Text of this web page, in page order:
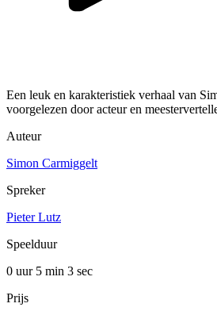
Een leuk en karakteristiek verhaal van
voorgelezen door acteur en
Auteur
Simon Carmiggelt
Spreker
Pieter Lutz
Speelduur
0 uur 5 min 3 sec
Prijs